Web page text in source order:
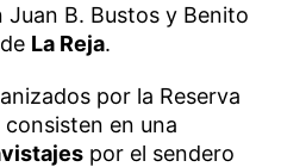
B. Bustos y Benito
La Reja.
por la Reserva
en una
por el sendero